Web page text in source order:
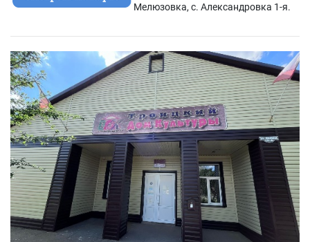
Мелюзовка, с. Александровка 1-я.